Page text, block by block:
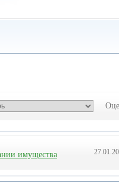
имущества